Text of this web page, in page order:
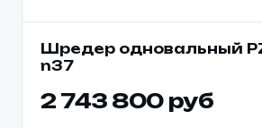
Шредер одновальный
n37
2 743 800 руб